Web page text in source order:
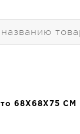
68X68X75 CM